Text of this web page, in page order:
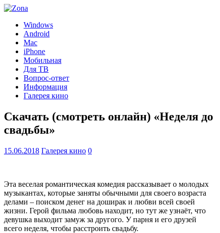
Windows
Android
Mac
iPhone
Мобильная
Для ТВ
Вопрос-ответ
Информация
Галерея кино
Скачать (смотреть онлайн) «Неделя до
свадьбы»
15.06.2018 Галерея кино 0
Эта веселая романтическая комедия рассказывает о молодых
музыкантах, которые заняты обычными для своего возраста
делами – поиском денег на доширак и любви всей своей
жизни. Герой фильма любовь находит, но тут же узнаёт, что
девушка выходит замуж за другого. У парня и его друзей
всего неделя, чтобы расстроить свадьбу.